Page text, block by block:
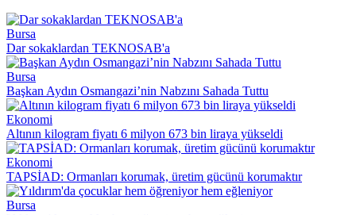
Bursa
Dar sokaklardan TEKNOSAB'a
Bursa
Başkan Aydın Osmangazi’nin Nabzını Sahada Tuttu
Ekonomi
Altının kilogram fiyatı 6 milyon 673 bin liraya yükseldi
Ekonomi
TAPSİAD: Ormanları korumak, üretim gücünü korumaktır
Bursa